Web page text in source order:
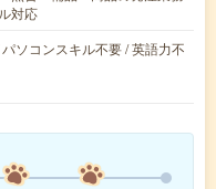
対応
ソコンスキル不要 / 英語力不